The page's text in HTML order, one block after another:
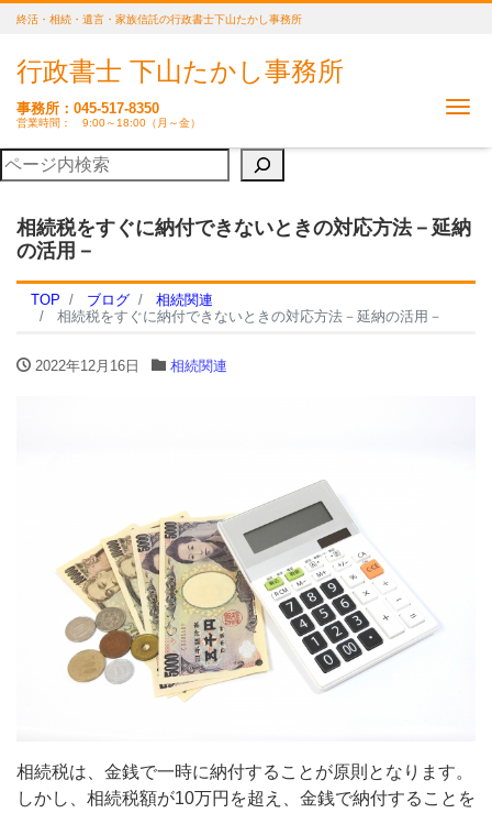
終活・相続・遺言・家族信託の行政書士下山たかし事務所
行政書士 下山たかし事務所
事務所：045-517-8350
営業時間： 9:00～18:00（月～金）
相続税をすぐに納付できないときの対応方法－延納
の活用－
TOP ブログ
相続関連
相続税をすぐに納付できないときの対応方法－延納の活用－
2022年12月16日 相続関連
相続税は、金銭で一時に納付することが原則となります。
しかし、相続税額が10万円を超え、金銭で納付することを